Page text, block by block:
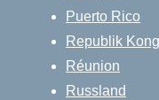
Puerto Rico
Republik
Réunion
Russland